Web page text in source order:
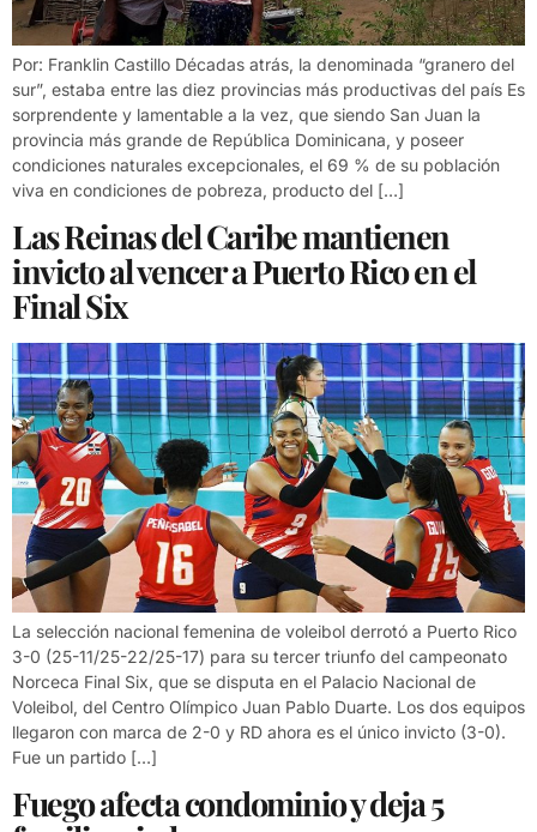
Por: Franklin Castillo Décadas atrás, la denominada “granero del
sur”, estaba entre las diez provincias más productivas del país Es
sorprendente y lamentable a la vez, que siendo San Juan la
provincia más grande de República Dominicana, y poseer
condiciones naturales excepcionales, el 69 % de su población
viva en condiciones de pobreza, producto del […]
Las Reinas del Caribe mantienen
invicto al vencer a Puerto Rico en el
Final Six
La selección nacional femenina de voleibol derrotó a Puerto Rico
3-0 (25-11/25-22/25-17) para su tercer triunfo del campeonato
Norceca Final Six, que se disputa en el Palacio Nacional de
Voleibol, del Centro Olímpico Juan Pablo Duarte. Los dos equipos
llegaron con marca de 2-0 y RD ahora es el único invicto (3-0).
Fue un partido […]
Fuego afecta condominio y deja 5